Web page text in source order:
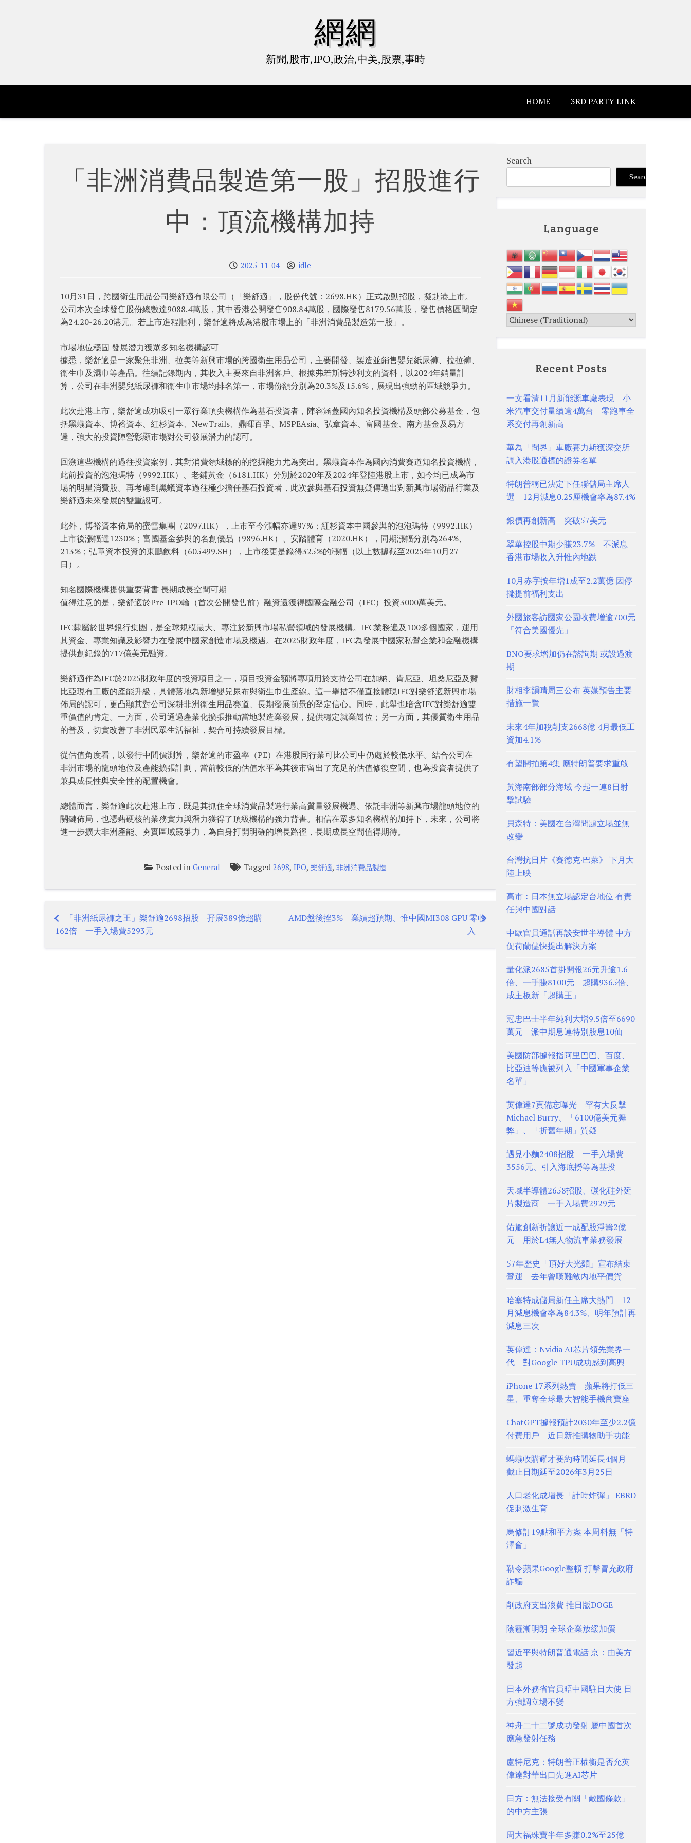
網網
新聞,股市,IPO,政治,中美,股票,事時
HOME 3RD PARTY LINK
「非洲消費品製造第一股」招股進行
中：頂流機構加持
2025-11-04 idle
10月31日，跨國衛生用品公司樂舒適有限公司（「樂舒適」，股份代號：2698.HK）正式啟動招股，擬赴港上市。
公司本次全球發售股份總數達9088.4萬股，其中香港公開發售908.84萬股，國際發售8179.56萬股，發售價格區間定
為24.20-26.20港元。若上市進程順利，樂舒適將成為港股市場上的「非洲消費品製造第一股」。
市場地位穩固 發展潛力獲眾多知名機構認可
據悉，樂舒適是一家聚焦非洲、拉美等新興市場的跨國衛生用品公司，主要開發、製造並銷售嬰兒紙尿褲、拉拉褲、
衛生巾及濕巾等產品。往績記錄期內，其收入主要來自非洲客戶。根據弗若斯特沙利文的資料，以2024年銷量計
算，公司在非洲嬰兒紙尿褲和衛生巾市場均排名第一，市場份額分別為20.3%及15.6%，展現出強勁的區域競爭力。
此次赴港上市，樂舒適成功吸引一眾行業頂尖機構作為基石投資者，陣容涵蓋國內知名投資機構及頭部公募基金，包
括黑蟻資本、博裕資本、紅杉資本、NewTrails、鼎暉百孚、MSPEAsia、弘章資本、富國基金、南方基金及易方
達，強大的投資陣營彰顯市場對公司發展潛力的認可。
回溯這些機構的過往投資案例，其對消費領域標的的挖掘能力尤為突出。黑蟻資本作為國內消費賽道知名投資機構，
此前投資的泡泡瑪特（9992.HK）、老鋪黃金（6181.HK）分別於2020年及2024年登陸港股上市，如今均已成為市
場的明星消費股。再考慮到黑蟻資本過往極少擔任基石投資者，此次參與基石投資無疑傳遞出對新興市場衛品行業及
樂舒適未來發展的雙重認可。
此外，博裕資本佈局的蜜雪集團（2097.HK），上市至今漲幅亦達97%；紅杉資本中國參與的泡泡瑪特（9992.HK）
上市後漲幅達1230%；富國基金參與的名創優品（9896.HK）、安踏體育（2020.HK），同期漲幅分別為264%、
213%；弘章資本投資的東鵬飲料（605499.SH），上市後更是錄得325%的漲幅（以上數據截至2025年10月27
日）。
知名國際機構提供重要背書 長期成長空間可期
值得注意的是，樂舒適於Pre-IPO輪（首次公開發售前）融資還獲得國際金融公司（IFC）投資3000萬美元。
IFC隸屬於世界銀行集團，是全球規模最大、專注於新興市場私營領域的發展機構。IFC業務遍及100多個國家，運用
其資金、專業知識及影響力在發展中國家創造市場及機遇。在2025財政年度，IFC為發展中國家私營企業和金融機構
提供創紀錄的717億美元融資。
樂舒適作為IFC於2025財政年度的投資項目之一，項目投資金額將專項用於支持公司在加納、肯尼亞、坦桑尼亞及贊
比亞現有工廠的產能升級，具體落地為新增嬰兒尿布與衛生巾生產線。這一舉措不僅直接體現IFC對樂舒適新興市場
佈局的認可，更凸顯其對公司深耕非洲衛生用品賽道、長期發展前景的堅定信心。同時，此舉也暗含IFC對樂舒適雙
重價值的肯定。一方面，公司通過產業化擴張推動當地製造業發展，提供穩定就業崗位；另一方面，其優質衛生用品
的普及，切實改善了非洲民眾生活福祉，契合可持續發展目標。
從估值角度看，以發行中間價測算，樂舒適的市盈率（PE）在港股同行業可比公司中仍處於較低水平。結合公司在
非洲市場的龍頭地位及產能擴張計劃，當前較低的估值水平為其後市留出了充足的估值修復空間，也為投資者提供了
兼具成長性與安全性的配置機會。
總體而言，樂舒適此次赴港上市，既是其抓住全球消費品製造行業高質量發展機遇、依託非洲等新興市場龍頭地位的
關鍵佈局，也憑藉硬核的業務實力與潛力獲得了頂級機構的強力背書。相信在眾多知名機構的加持下，未來，公司將
進一步擴大非洲產能、夯實區域競爭力，為自身打開明確的增長路徑，長期成長空間值得期待。
Posted in General Tagged 2698, IPO, 樂舒適, 非洲消費品製造
Post
navigation
「非洲紙尿褲之王」樂舒適2698招股 孖展389億超購
162倍 一手入場費5293元
AMD盤後挫3% 業績超預期、惟中國MI308 GPU 零收
入
Search
Search
Language
Recent Posts
一文看清11月新能源車廠表現 小
米汽車交付量續逾4萬台 零跑車全
系交付再創新高
華為「問界」車廠賽力斯獲深交所
調入港股通標的證券名單
特朗普稱已決定下任聯儲局主席人
選 12月減息0.25厘機會率為87.4%
銀價再創新高 突破57美元
翠華控股中期少賺23.7% 不派息
香港市場收入升惟內地跌
10月赤字按年增1成至2.2萬億 因停
擺提前福利支出
外國旅客訪國家公園收費增逾700元
「符合美國優先」
BNO要求增加仍在諮詢期 或設過渡
期
財相李韻晴周三公布 英媒預告主要
措施一覽
未來4年加稅削支2668億 4月最低工
資加4.1%
有望開拍第4集 應特朗普要求重啟
黃海南部部分海域 今起一連8日射
擊試驗
貝森特：美國在台灣問題立場並無
改變
台灣抗日片《賽德克·巴萊》 下月大
陸上映
高市︰日本無立場認定台地位 有責
任與中國對話
中歐官員通話再談安世半導體 中方
促荷蘭儘快提出解決方案
量化派2685首掛開報26元升逾1.6
倍、一手賺8100元 超購9365倍、
成主板新「超購王」
冠忠巴士半年純利大增9.5倍至6690
萬元 派中期息連特別股息10仙
美國防部據報指阿里巴巴、百度、
比亞迪等應被列入「中國軍事企業
名單」
英偉達7頁備忘曝光 罕有大反擊
Michael Burry、「6100億美元舞
弊」、「折舊年期」質疑
遇見小麵2408招股 一手入場費
3556元、引入海底撈等為基投
天域半導體2658招股、碳化硅外延
片製造商 一手入場費2929元
佑駕創新折讓近一成配股淨籌2億
元 用於L4無人物流車業務發展
57年歷史「頂好大光麵」宣布結束
營運 去年曾嘆難敵內地平價貨
哈塞特成儲局新任主席大熱門 12
月減息機會率為84.3%、明年預計再
減息三次
英偉達：Nvidia AI芯片領先業界一
代 對Google TPU成功感到高興
iPhone 17系列熱賣 蘋果將打低三
星、重奪全球最大智能手機商寶座
ChatGPT據報預計2030年至少2.2億
付費用戶 近日新推購物助手功能
螞蟻收購耀才要約時間延長4個月
截止日期延至2026年3月25日
人口老化成增長「計時炸彈」 EBRD
促刺激生育
烏修訂19點和平方案 本周料無「特
澤會」
勒令蘋果Google整頓 打擊冒充政府
詐騙
削政府支出浪費 推日版DOGE
陰霾漸明朗 全球企業放緩加價
習近平與特朗普通電話 京：由美方
發起
日本外務省官員晤中國駐日大使 日
方強調立場不變
神舟二十二號成功發射 屬中國首次
應急發射任務
盧特尼克：特朗普正權衡是否允英
偉達對華出口先進AI芯片
日方：無法接受有關「敵國條款」
的中方主張
周大福珠寶半年多賺0.2%至25億